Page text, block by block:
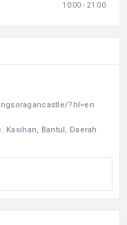
10:00 - 21:00
?hl=en
Kasihan, Bantul, Daerah